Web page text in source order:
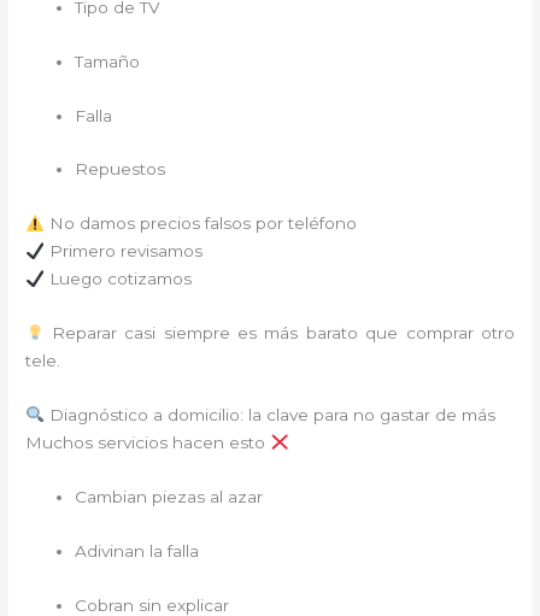
Tipo de TV
Tamaño
Falla
Repuestos
No damos precios falsos por teléfono
Primero revisamos
Luego cotizamos
Reparar casi siempre es más barato que comprar otro
tele.
Diagnóstico a domicilio: la clave para no gastar de más
Muchos servicios hacen esto
Cambian piezas al azar
Adivinan la falla
Cobran sin explicar